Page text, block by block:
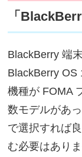
「
BlackBerry 端
BlackBerry OS
機種が FOMA
数モデルがあ
で選択すれば
む必要はあり